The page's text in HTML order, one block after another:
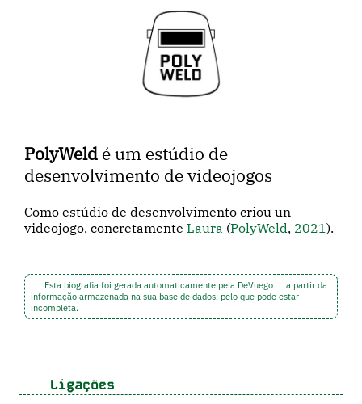
PolyWeld é um estúdio de
desenvolvimento de videojogos
Como estúdio de desenvolvimento criou un
videojogo, concretamenteLaura (PolyWeld, 2021).
Esta biografia foi gerada automaticamente pela DeVuego
a partir da
informação armazenada na sua base de dados, pelo que pode estar
incompleta.
Ligações